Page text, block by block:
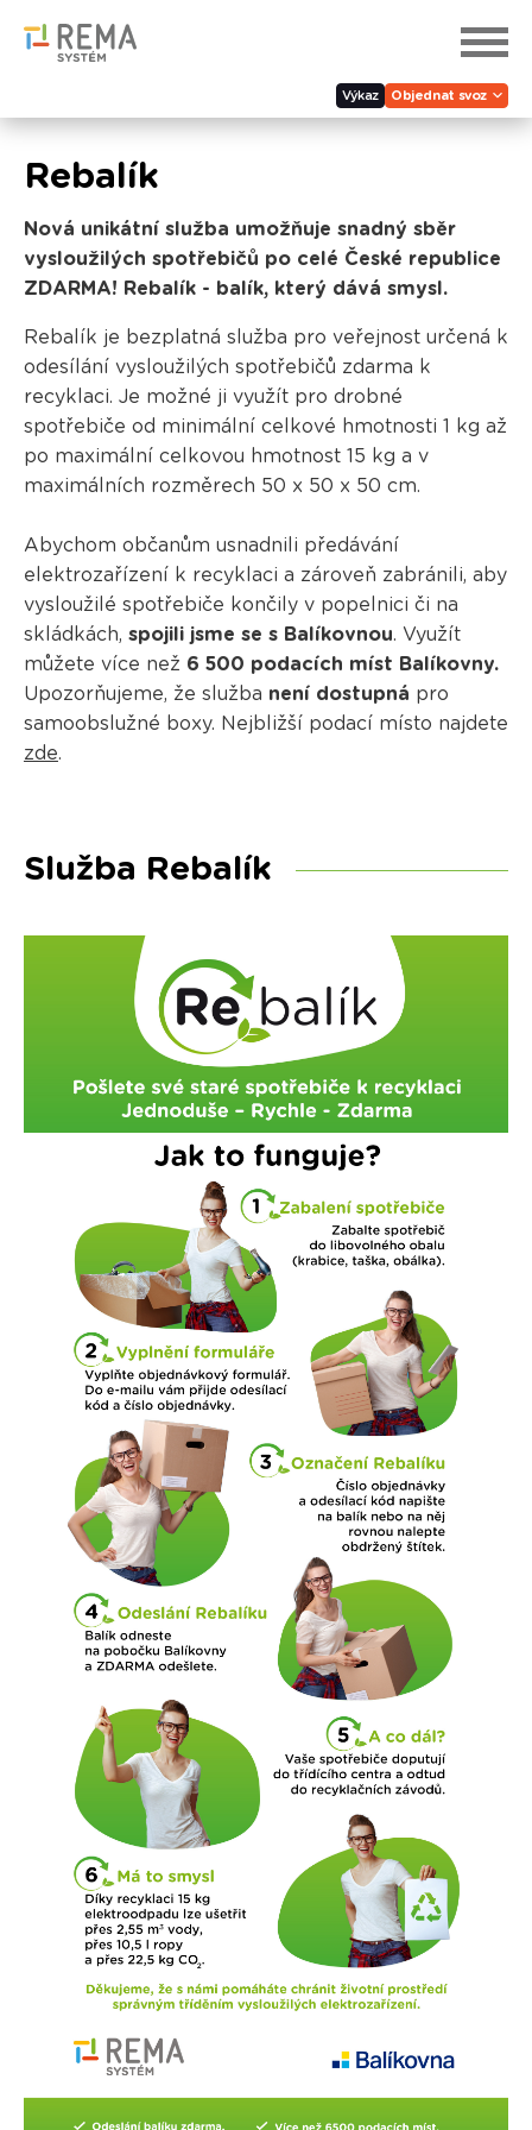
Výkaz Objednat svoz
Rebalík
Nová unikátní služba umožňuje snadný sběr
vysloužilých spotřebičů po celé České republice
ZDARMA! Rebalík - balík, který dává smysl.
Rebalík je bezplatná služba pro veřejnost určená k
odesílání vysloužilých spotřebičů zdarma k
recyklaci. Je možné ji využít pro drobné
spotřebiče od minimální celkové hmotnosti 1 kg až
po maximální celkovou hmotnost 15 kg a v
maximálních rozměrech 50 x 50 x 50 cm.
Abychom občanům usnadnili předávání
elektrozařízení k recyklaci a zároveň zabránili, aby
vysloužilé spotřebiče končily v popelnici či na
skládkách, spojili jsme se s Balíkovnou. Využít
můžete více než 6 500 podacích míst Balíkovny.
Upozorňujeme, že služba není dostupná pro
samoobslužné boxy. Nejbližší podací místo najdete
zde.
Služba Rebalík